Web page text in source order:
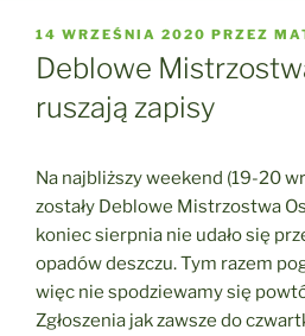
OPUBLIKOWANE
W
14 WRZEŚNIA 2020 PRZEZ
Deblowe
ruszają zapisy
Na najbliższy weekend (19-20
zostały Deblowe Mistrzostwa
koniec sierpnia nie udało się
opadów deszczu. Tym razem
więc nie spodziewamy się
Zgłoszenia jak zawsze do